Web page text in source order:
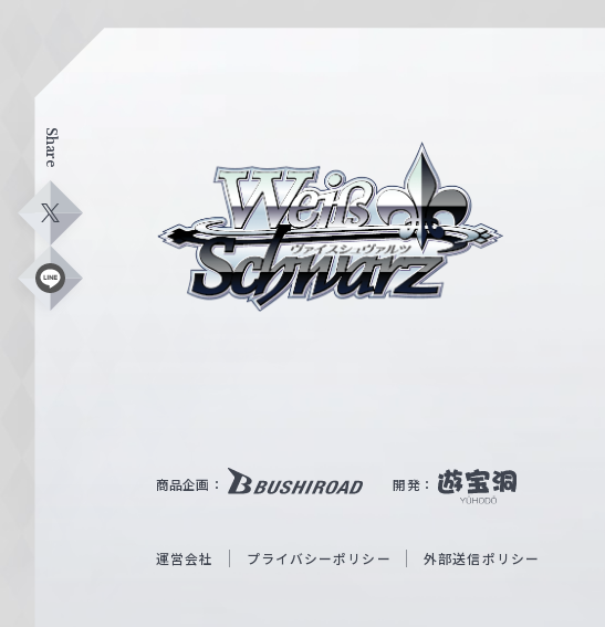
Share
X
L
ス
W
i
商品企画： 開発：
運営会社 プライバシーポリシー 外部送信ポリシー